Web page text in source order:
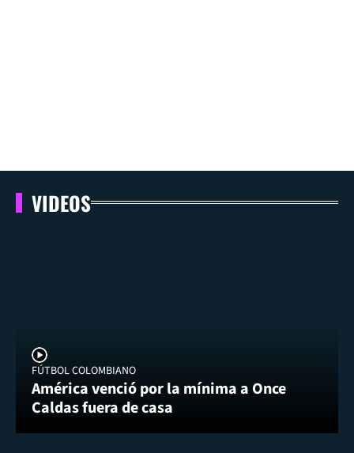
VIDEOS
FÚTBOL COLOMBIANO
América venció por la mínima a Once
Caldas fuera de casa